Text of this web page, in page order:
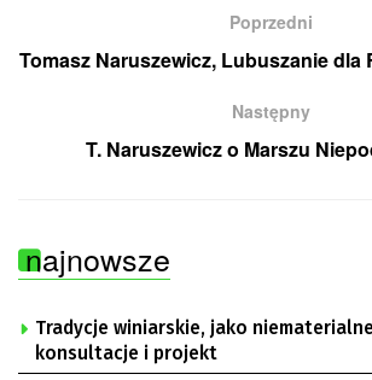
Poprzedni
Tomasz Naruszewicz, Lubuszanie dla
Następny
T. Naruszewicz o Marszu
najnowsze
Tradycje winiarskie, jako
konsultacje i projekt